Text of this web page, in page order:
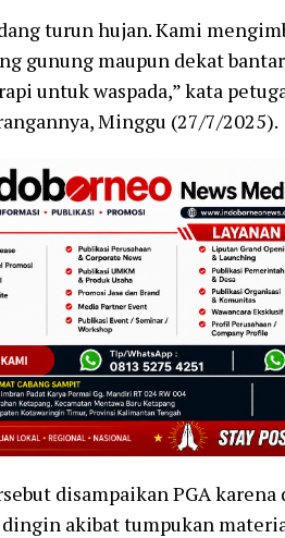
turun hujan. Kami
gunung maupun dekat
untuk waspada,” kata
Minggu (27/7/2025).
disampaikan PGA
akibat tumpukan